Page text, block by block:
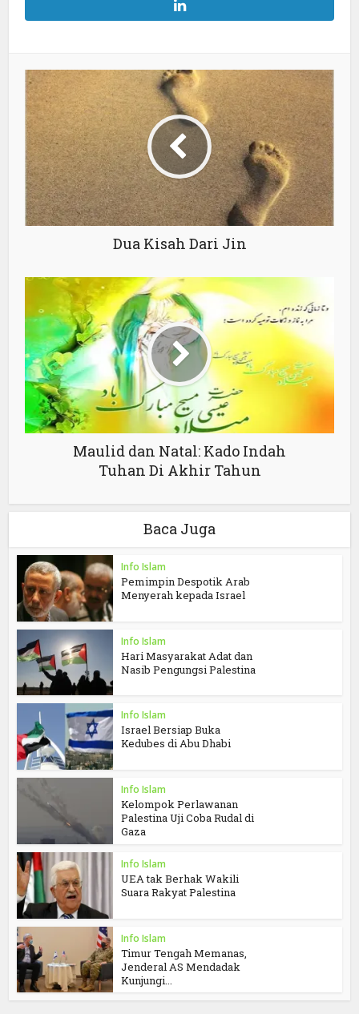
Dua Kisah Dari Jin
Maulid dan Natal: Kado Indah
Tuhan Di Akhir Tahun
Baca Juga
Info Islam
Pemimpin Despotik Arab
Menyerah kepada Israel
Info Islam
Hari Masyarakat Adat dan
Nasib Pengungsi Palestina
Info Islam
Israel Bersiap Buka
Kedubes di Abu Dhabi
Info Islam
Kelompok Perlawanan
Palestina Uji Coba Rudal di
Gaza
Info Islam
UEA tak Berhak Wakili
Suara Rakyat Palestina
Info Islam
Timur Tengah Memanas,
Jenderal AS Mendadak
Kunjungi...